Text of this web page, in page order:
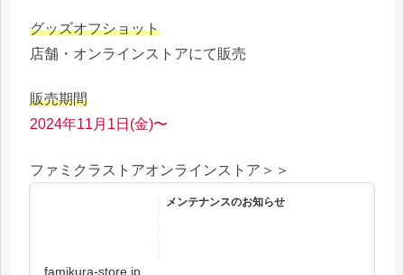
グッズオフショット
店舗・オンラインストアにて販売
販売期間
2024年11月1日(金)〜
ファミクラストアオンラインストア＞＞
メンテナンスのお知らせ
famikura-store.jp